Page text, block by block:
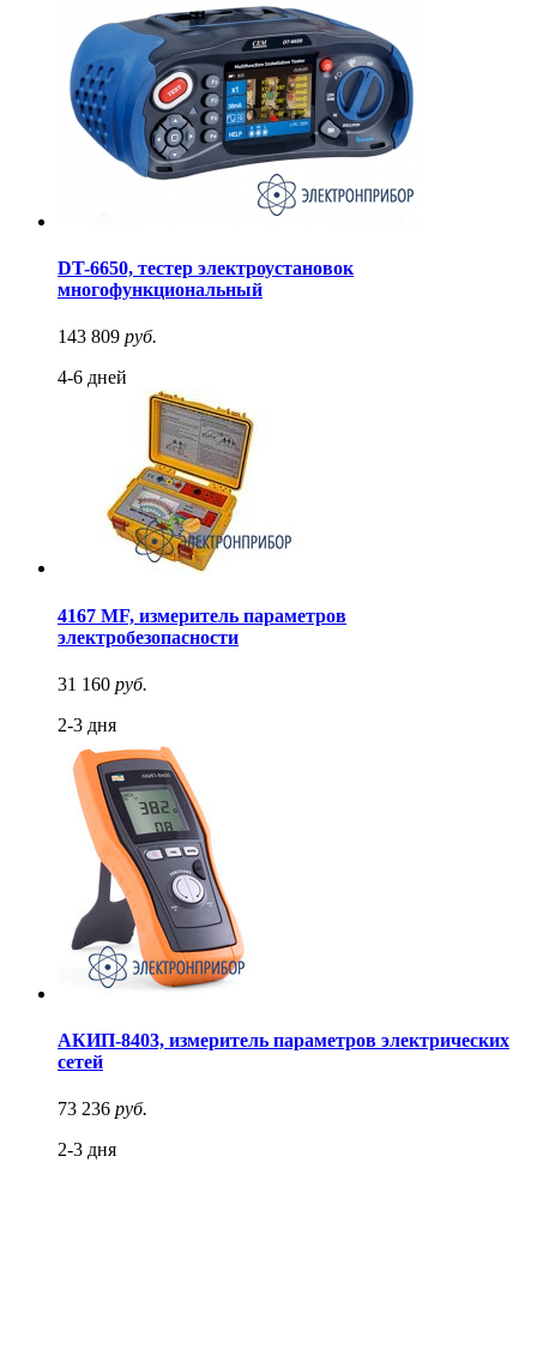
DT-6650, тестер электроустановок
многофункциональный
143 809 руб.
4-6 дней
4167 MF, измеритель параметров
электробезопасности
31 160 руб.
2-3 дня
АКИП-8403, измеритель параметров электрических
сетей
73 236 руб.
2-3 дня